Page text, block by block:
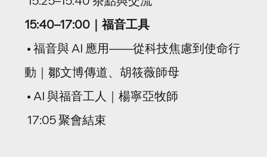
15:40–17:00｜福音工具
動｜鄒文博傳道、胡筱薇師母
• AI 與福音工人｜楊寧亞牧師
17:05 聚會結束